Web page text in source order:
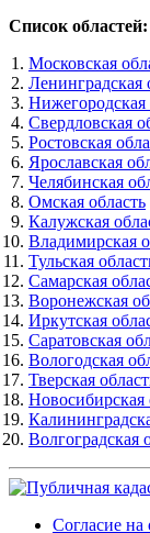
Список областей:
Московская
Ленинградская
Нижегородская
Свердловская
Ростовская
Ярославская
Челябинская
Омская область
Калужская
Владимирская
Тульская
Самарская
Воронежская
Иркутская
Саратовская
Вологодская
Тверская
Новосибирская
Волгоградская
Согласие на